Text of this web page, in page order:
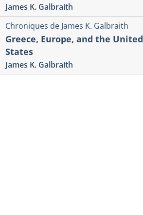
James K. Galbraith
Chroniques de James K. Galbraith
Greece, Europe, and the United
States
James K. Galbraith